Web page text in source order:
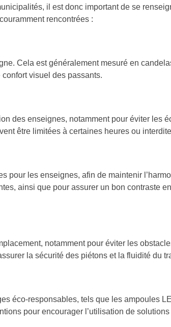
il est donc important de se
rencontrées :
Cela est généralement mesuré en
visuel des passants.
des enseignes, notamment pour éviter les
être limitées à certaines heures ou
pour les enseignes, afin de maintenir
ainsi que pour assurer un bon contraste
notamment pour éviter les
la sécurité des piétons et la fluidité du
éco-responsables, tels que les ampoules
pour encourager l’utilisation de